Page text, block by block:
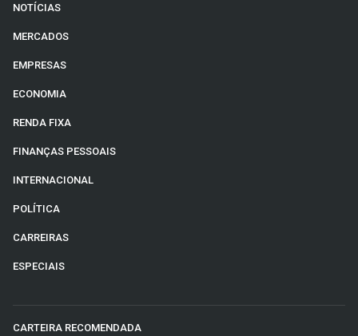
NOTÍCIAS
MERCADOS
EMPRESAS
ECONOMIA
RENDA FIXA
FINANÇAS PESSOAIS
INTERNACIONAL
POLÍTICA
CARREIRAS
ESPECIAIS
CARTEIRA RECOMENDADA